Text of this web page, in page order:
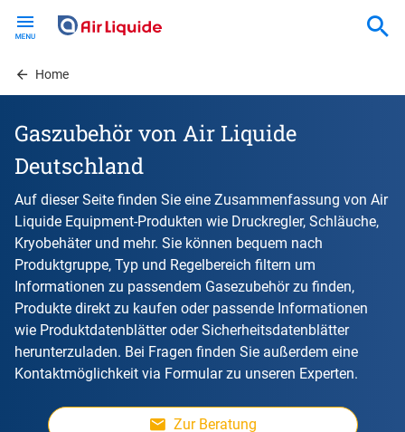
contentHome
Gaszubehör von Air Liquide
Deutschland
Auf dieser Seite finden Sie eine Zusammenfassung von Air
Liquide Equipment-Produkten wie Druckregler, Schläuche,
Kryobehäter und mehr. Sie können bequem nach
Produktgruppe, Typ und Regelbereich filtern um
Informationen zu passendem Gasezubehör zu finden,
Produkte direkt zu kaufen oder passende Informationen
wie Produktdatenblätter oder Sicherheitsdatenblätter
herunterzuladen. Bei Fragen finden Sie außerdem eine
Kontaktmöglichkeit via Formular zu unseren Experten.
Zur Beratung